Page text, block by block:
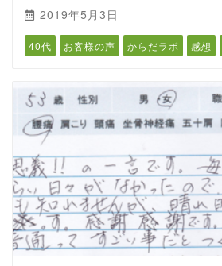
2019年5月3日
40代 お客様の声 からだラボ 感想